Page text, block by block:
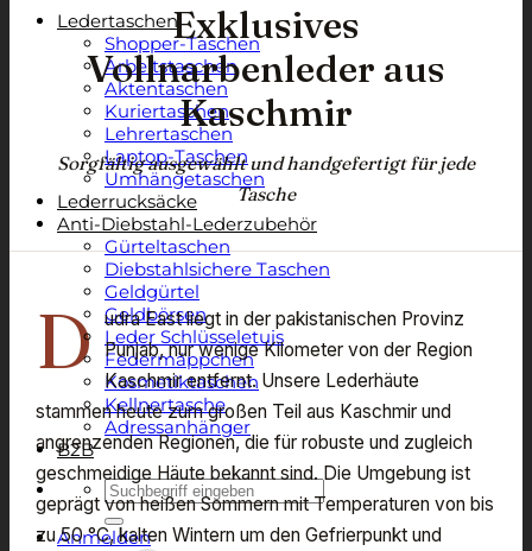
Ledertaschen
Shopper-Taschen
Arbeitstaschen
Aktentaschen
Kuriertaschen
Lehrertaschen
Laptop-Taschen
Umhängetaschen
Lederrucksäcke
Anti-Diebstahl-Lederzubehör
Gürteltaschen
Diebstahlsichere Taschen
Geldgürtel
Geldbörsen
Leder Schlüsseletuis
Federmäppchen
Kosmetiktaschen
Kellnertasche
Adressanhänger
B2B
Suchen
nach:
Anmelden
Exklusives
Vollnarbenleder aus
Kaschmir
Sorgfältig ausgewählt und handgefertigt für jede
Tasche
D udra East liegt in der pakistanischen Provinz
Punjab, nur wenige Kilometer von der Region
Kaschmir entfernt. Unsere Lederhäute
stammen heute zum großen Teil aus Kaschmir und
angrenzenden Regionen, die für robuste und zugleich
geschmeidige Häute bekannt sind. Die Umgebung ist
geprägt von heißen Sommern mit Temperaturen von bis
zu 50 °C, kalten Wintern um den Gefrierpunkt und